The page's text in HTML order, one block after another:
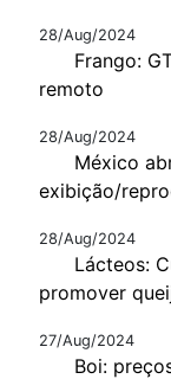
28/Aug/2024
Frango:
remoto
28/Aug/2024
México
exibição/
28/Aug/2024
Lácteos:
promover
27/Aug/2024
Boi: